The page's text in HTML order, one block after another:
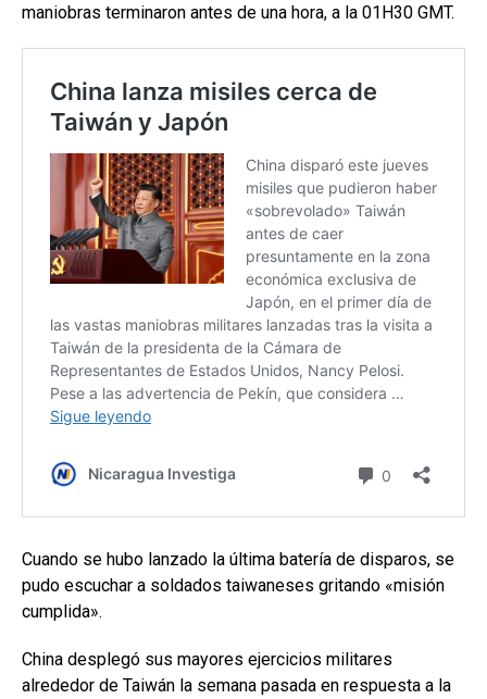
maniobras terminaron antes de una hora, a la 01H30 GMT.
Cuando se hubo lanzado la última batería de disparos, se
pudo escuchar a soldados taiwaneses gritando «misión
cumplida».
China desplegó sus mayores ejercicios militares
alrededor de Taiwán la semana pasada en respuesta a la